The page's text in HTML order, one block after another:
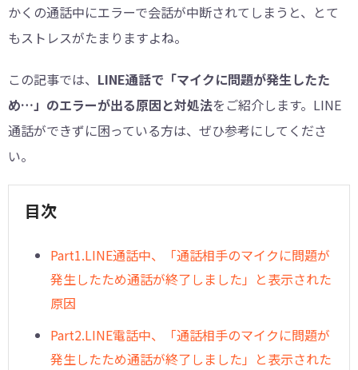
かくの通話中にエラーで会話が中断されてしまうと、とて
もストレスがたまりますよね。
この記事では、 LINE通話で「マイクに問題が発生したた
め…」のエラーが出る原因と対処法をご紹介します。LINE
通話ができずに困っている方は、ぜひ参考にしてくださ
い。
目次
︎Part1.LINE通話中、「通話相手のマイクに問題が
発生したため通話が終了しました」と表示された
原因
︎Part2.LINE電話中、「通話相手のマイクに問題が
発生したため通話が終了しました」と表示された